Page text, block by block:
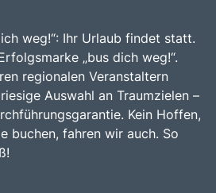
weg!“: Ihr Urlaub findet statt.
„bus dich weg!“.
regionalen Veranstaltern
Auswahl an Traumzielen –
Kein Hoffen,
buchen, fahren wir auch. So